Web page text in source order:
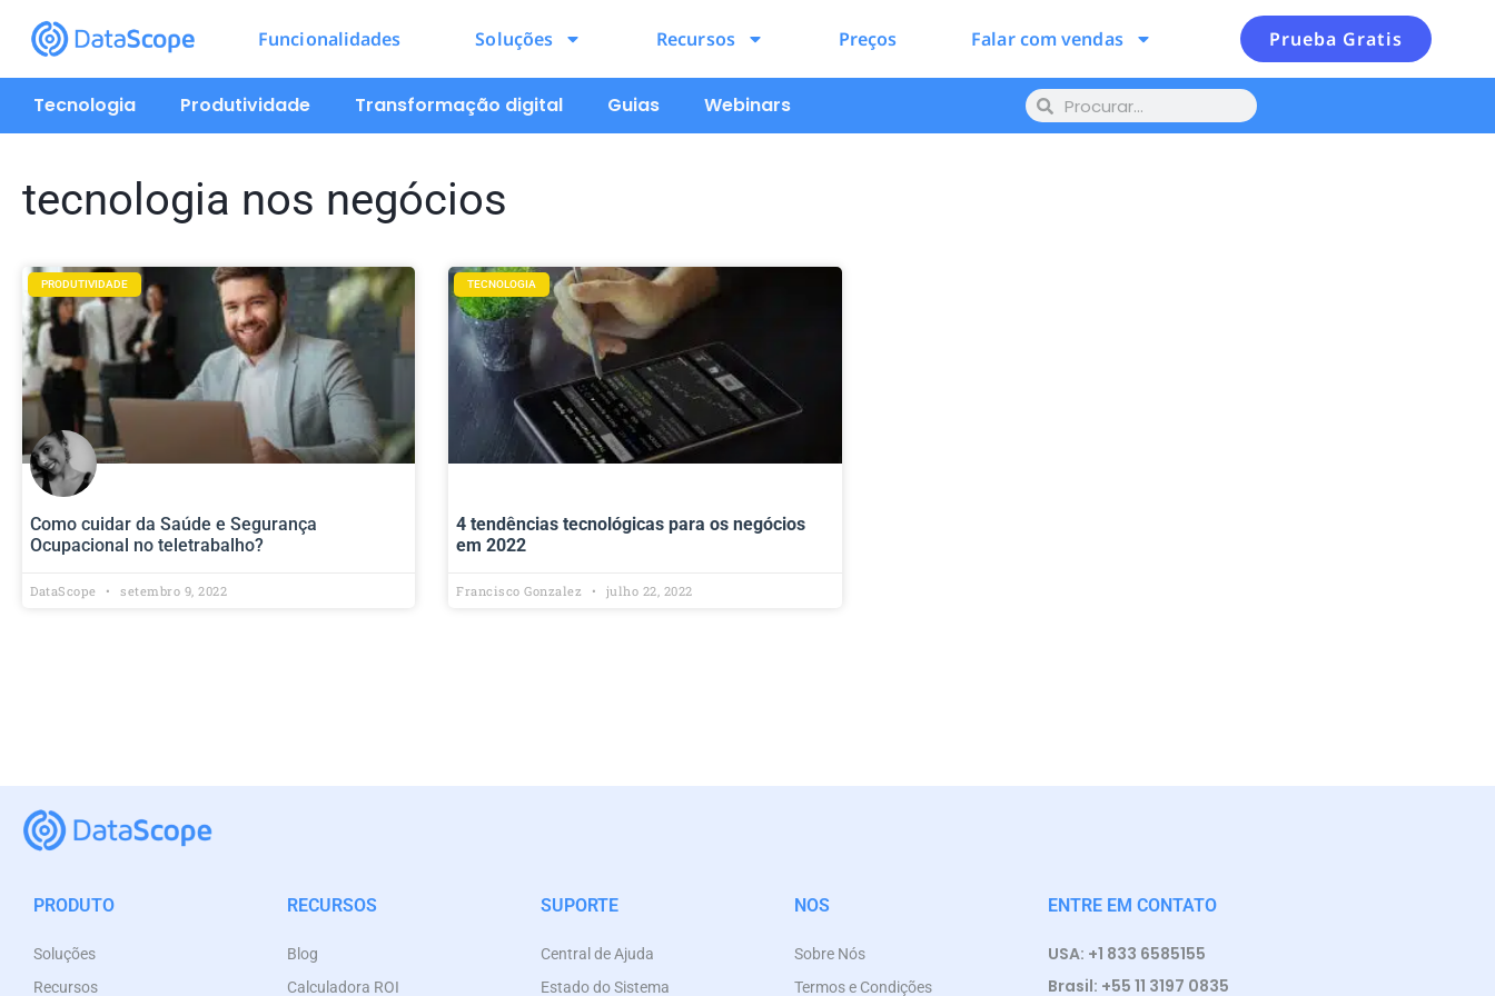
Funcionalidades Soluções Recursos Preços Falar com vendas Prueba Gratis
Tecnologia Produtividade Transformação digital Guias Webinars
tecnologia nos negócios
PRODUTIVIDADE
Como cuidar da Saúde e Segurança
Ocupacional no teletrabalho?
DataScope setembro 9, 2022
TECNOLOGIA
4 tendências tecnológicas para os negócios
em 2022
Francisco Gonzalez julho 22, 2022
PRODUTO
Soluções
Recursos
RECURSOS
Blog
Calculadora ROI
SUPORTE
Central de Ajuda
Estado do Sistema
NOS
Sobre Nós
Termos e Condições
ENTRE EM CONTATO
USA: +1 833 6585155
Brasil: +55 11 3197 0835